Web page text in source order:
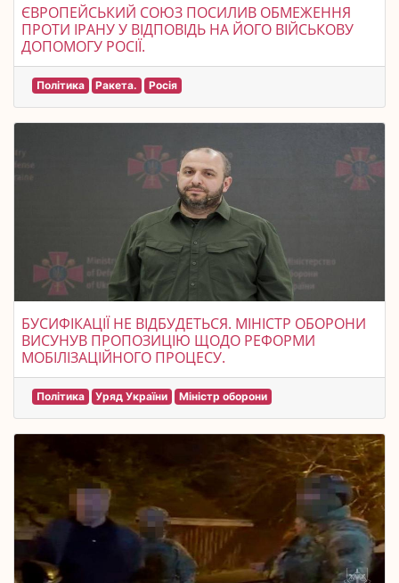
ЄВРОПЕЙСЬКИЙ СОЮЗ ПОСИЛИВ ОБМЕЖЕННЯ
ПРОТИ ІРАНУ У ВІДПОВІДЬ НА ЙОГО ВІЙСЬКОВУ
ДОПОМОГУ РОСІЇ.
Політика Ракета. Росія
БУСИФІКАЦІЇ НЕ ВІДБУДЕТЬСЯ. МІНІСТР ОБОРОНИ
ВИСУНУВ ПРОПОЗИЦІЮ ЩОДО РЕФОРМИ
МОБІЛІЗАЦІЙНОГО ПРОЦЕСУ.
Політика Уряд України Міністр оборони